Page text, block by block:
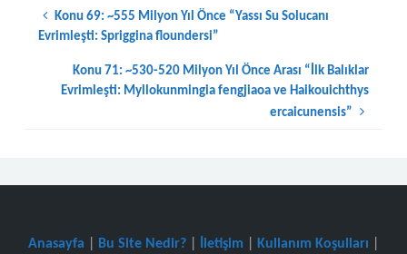
Konu 69: ~555 Milyon Yıl Önce “Yassı Su Solucanı
Evrimleşti: Spriggina floundersi”
Konu 71: ~530-520 Milyon Yıl Önce Arası “İlk Balıklar
Evrimleşti: Myllokunmingia fengjiaoa ve Haikouichthys
ercaicunensis”
Anasayfa Bu Site Nedir? İletişim Kullanım Koşulları